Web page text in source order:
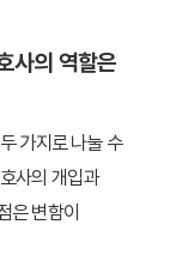
사의 역할은
가지로 나눌 수
사의 개입과
은 변함이